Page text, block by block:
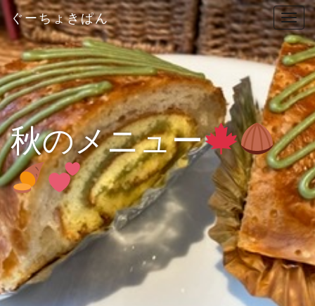
T
o
g
g
l
e
n
a
v
i
g
a
t
i
o
n
ぐーちょきぱん
秋のメニュー